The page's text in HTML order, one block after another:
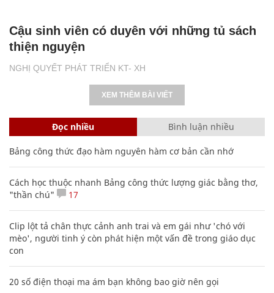
NGHỊ QUYẾT PHÁT TRIỂN KT- XH
Cậu sinh viên có duyên với những tủ sách
thiện nguyện
XEM THÊM BÀI VIẾT
Đọc nhiều Bình luận nhiều
Bảng công thức đạo hàm nguyên hàm cơ bản cần nhớ
Cách học thuộc nhanh Bảng công thức lượng giác bằng thơ,
"thần chú"
17
Clip lột tả chân thực cảnh anh trai và em gái như 'chó với
mèo', người tinh ý còn phát hiện một vấn đề trong giáo dục
con
20 số điện thoại ma ám bạn không bao giờ nên gọi